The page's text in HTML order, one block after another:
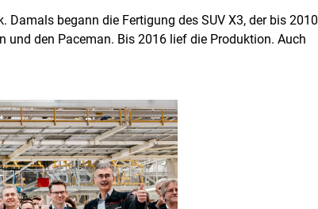
begann die Fertigung des SUV X3, der bis 2010
den Paceman. Bis 2016 lief die Produktion. Auch